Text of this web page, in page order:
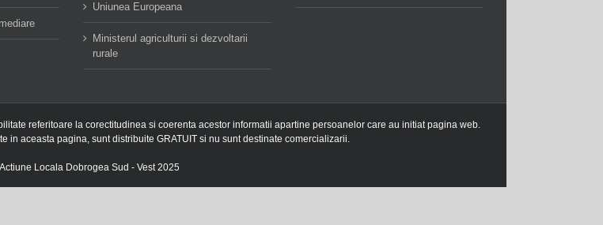
Uniunea Europeana
Ministerul agriculturii si dezvoltarii
rurale
referitoare la corectitudinea si coerenta acestor informatii apartine persoanelor care au initiat pagina web.
in aceasta pagina, sunt distribuite GRATUIT si nu sunt destinate comercializarii.
Locala Dobrogea Sud - Vest 2025